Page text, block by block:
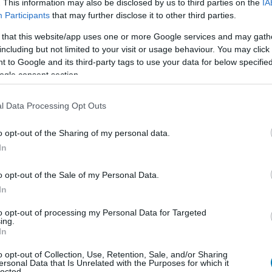
This information may also be disclosed by us to third parties on the
Participants that may further disclose it to other third parties.
that this website/app uses one or more Google services and may
but not limited to your visit or usage behaviour. You may
to Google and its third-party tags to use your data for below
consent section.
Data Processing Opt Outs
opt-out of the Sharing of my personal data.
opt-out of the Sale of my Personal Data.
opt-out of processing my Personal Data for Targeted
opt-out of Collection, Use, Retention, Sale, and/or Sharing
Data that Is Unrelated with the Purposes for which it
Xbox One
kelnek el a Cyberpunk